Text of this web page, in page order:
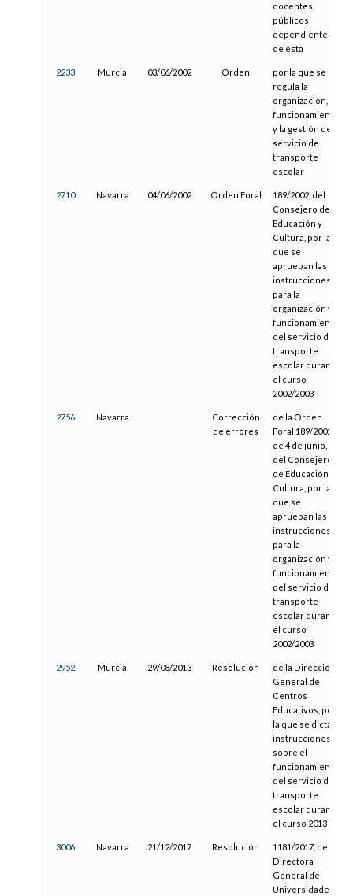
docentes
públicos
dependientes
de ésta
2233 Murcia 03/06/2002 Orden
por la que se
regula la
organización, el
funcionamiento
y la gestión del
servicio de
transporte
escolar
2710 Navarra 04/06/2002 Orden Foral
189/2002, del
Consejero de
Educación y
Cultura, por la
que se
aprueban las
instrucciones
para la
organización y
funcionamiento
del servicio de
transporte
escolar durante
el curso
2002/2003
2756 Navarra
Corrección
de errores
de la Orden
Foral 189/2002,
de 4 de junio,
del Consejero
de Educación y
Cultura, por la
que se
aprueban las
instrucciones
para la
organización y
funcionamiento
del servicio de
transporte
escolar durante
el curso
2002/2003
2952 Murcia 29/08/2013 Resolución
de la Dirección
General de
Centros
Educativos, por
la que se dictan
instrucciones
sobre el
funcionamiento
del servicio de
transporte
escolar durante
el curso 2013-14
3006 Navarra 21/12/2017 Resolución
1181/2017, de la
Directora
General de
Universidades y